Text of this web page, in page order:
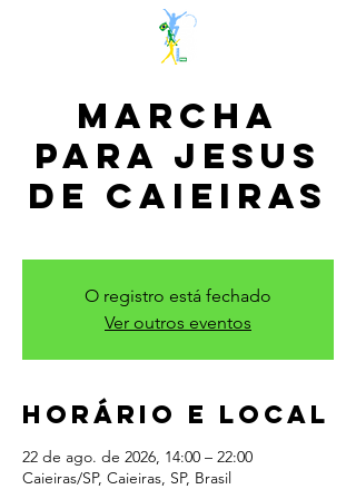
Marcha
para Jesus
de Caieiras
O registro está fechado
Ver outros eventos
Horário e local
22 de ago. de 2026, 14:00 – 22:00
Caieiras/SP, Caieiras, SP, Brasil